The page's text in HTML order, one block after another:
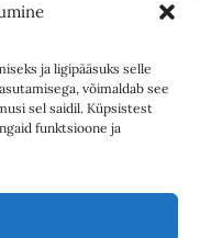
ja ligipääsuks selle
võimaldab see
sel saidil. Küpsistest
funktsioone ja